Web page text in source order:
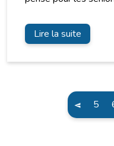
Lire la suite
5